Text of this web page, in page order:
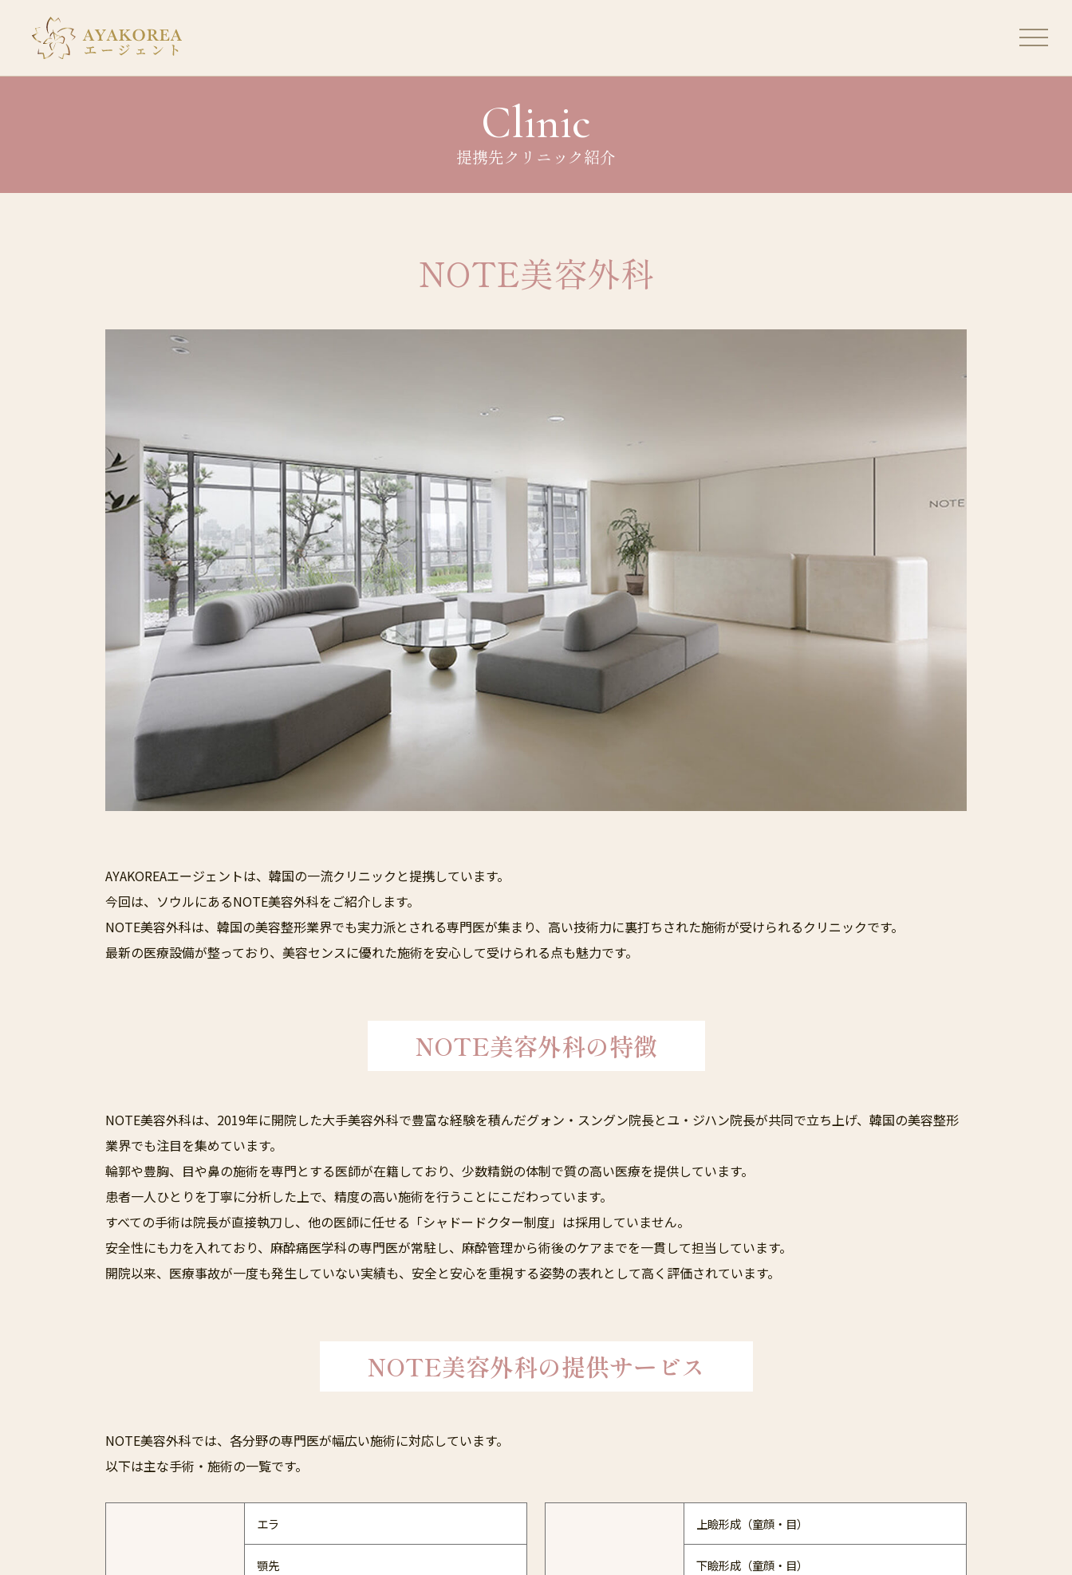
ス
Clinic
提携先クリニック紹介
NOTE美容外科
AYAKOREAエージェントは、韓国の一流クリニックと提携しています。
今回は、ソウルにあるNOTE美容外科をご紹介します。
NOTE美容外科は、韓国の美容整形業界でも実力派とされる専門医が集まり、高い技術力に裏打ちされた施術が受けられるクリニックです。
最新の医療設備が整っており、美容センスに優れた施術を安心して受けられる点も魅力です。
NOTE美容外科の特徴
NOTE美容外科は、2019年に開院した大手美容外科で豊富な経験を積んだグォン・スングン院長とユ・ジハン院長が共同で立ち上げ、韓国の美容整形
業界でも注目を集めています。
輪郭や豊胸、目や鼻の施術を専門とする医師が在籍しており、少数精鋭の体制で質の高い医療を提供しています。
患者一人ひとりを丁寧に分析した上で、精度の高い施術を行うことにこだわっています。
すべての手術は院長が直接執刀し、他の医師に任せる「シャドードクター制度」は採用していません。
安全性にも力を入れており、麻酔痛医学科の専門医が常駐し、麻酔管理から術後のケアまでを一貫して担当しています。
開院以来、医療事故が一度も発生していない実績も、安全と安心を重視する姿勢の表れとして高く評価されています。
NOTE美容外科の提供サービス
NOTE美容外科では、各分野の専門医が幅広い施術に対応しています。
以下は主な手術・施術の一覧です。
エラ
顎先
上瞼形成（童顔・目）
下瞼形成（童顔・目）